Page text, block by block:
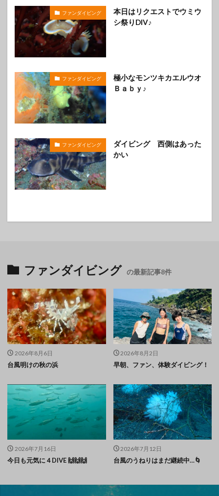
ファンダイビング
本日はリクエストでウミウ
シ祭りDIV♪
ファンダイビング
極小なモンツキカエルウオ
Ｂａｂｙ♪
ファンダイビング
ダイビング 西側はあった
かい
ファンダイビング の最新記事8件
2026年8月6日
台風明けの秋の浜
2026年8月2日
早朝、ファン、体験ダイビング！
2026年7月16日
今日も元気に４DIVE 🙌🙌🙌
2026年7月12日
台風のうねりはまだ継続中…🌀